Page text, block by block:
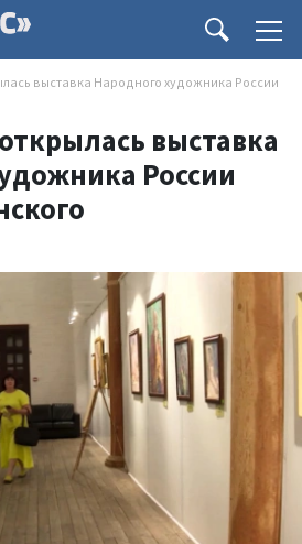
выставка Народного художника России
выставка
России